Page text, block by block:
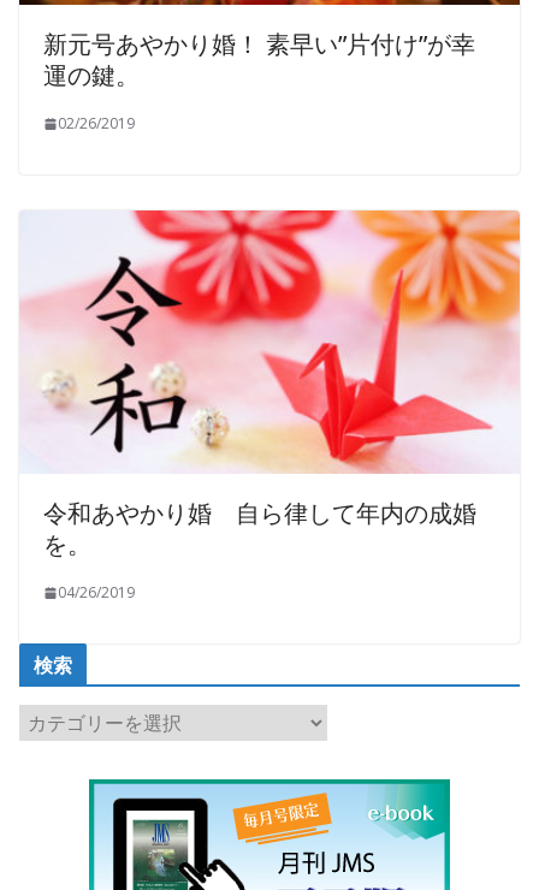
新元号あやかり婚！ 素早い”片付け”が幸
運の鍵。
02/26/2019
令和あやかり婚 自ら律して年内の成婚
を。
04/26/2019
検索
検
索